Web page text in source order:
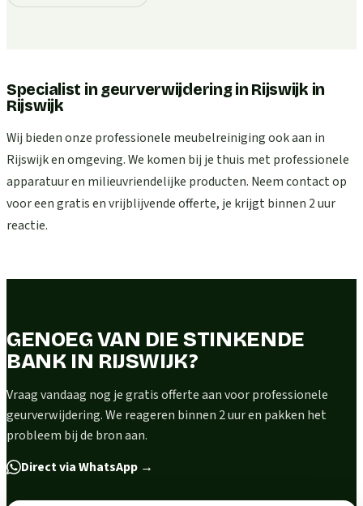
Specialist in geurverwijdering in Rijswijk in
Rijswijk
Wij bieden onze professionele meubelreiniging ook aan in
Rijswijk en omgeving. We komen bij je thuis met professionele
apparatuur en milieuvriendelijke producten. Neem contact op
voor een gratis en vrijblijvende offerte, je krijgt binnen 2 uur
reactie.
GENOEG VAN DIE STINKENDE
BANK IN RIJSWIJK?
Vraag vandaag nog je gratis offerte aan voor professionele
geurverwijdering. We reageren binnen 2 uur en pakken het
probleem bij de bron aan.
Direct via WhatsApp →